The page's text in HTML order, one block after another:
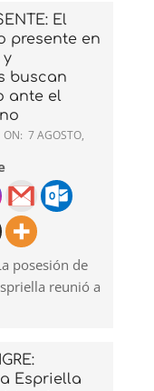
El
presente en
y
buscan
ante el
ON: 7 AGOSTO,
posesión de
reunió a
Espriella